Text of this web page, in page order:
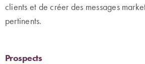
clients et de créer des messages
pertinents.
Prospects